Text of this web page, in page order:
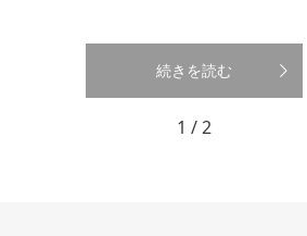
続きを読む
1 / 2